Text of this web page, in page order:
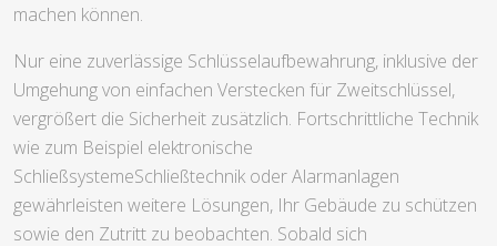
machen können.
Nur eine zuverlässige Schlüsselaufbewahrung, inklusive der
Umgehung von einfachen Verstecken für Zweitschlüssel,
vergrößert die Sicherheit zusätzlich. Fortschrittliche Technik
wie zum Beispiel elektronische
SchließsystemeSchließtechnik oder Alarmanlagen
gewährleisten weitere Lösungen, Ihr Gebäude zu schützen
sowie den Zutritt zu beobachten. Sobald sich